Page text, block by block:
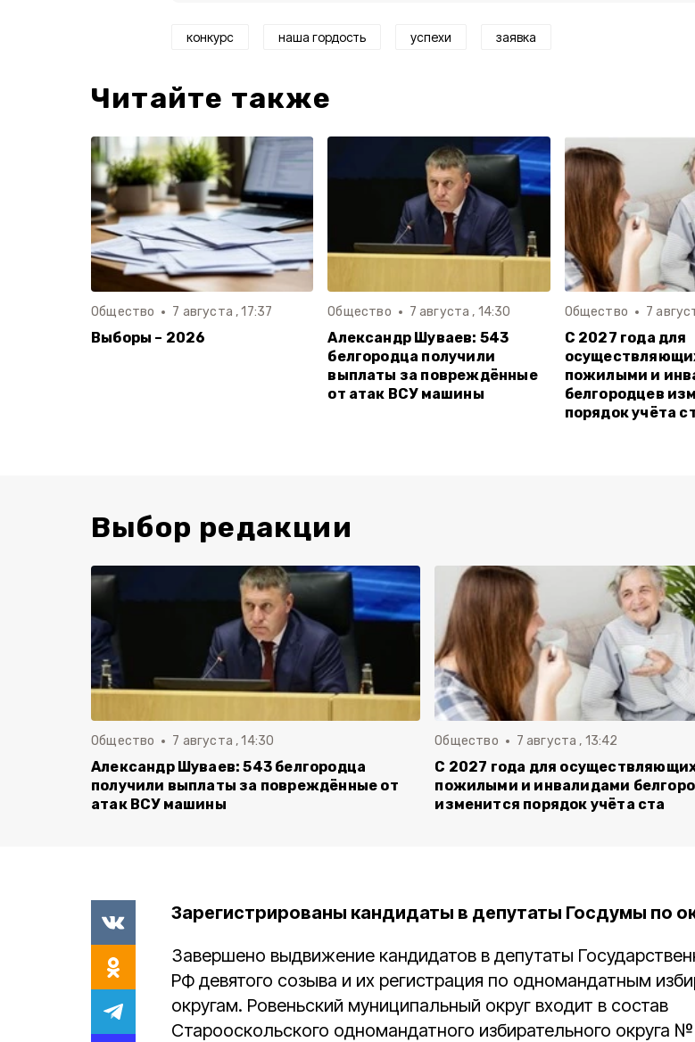
конкурс наша гордость успехи заявка
Читайте также
Общество 7 августа , 17:37
Выборы – 2026
Общество 7 августа , 14:30
Александр Шуваев: 543
белгородца получили
выплаты за повреждённые
от атак ВСУ машины
Общество 7
С 2027 года для
пожилыми и
белгородцев
порядок учёта
Выбор редакции
Общество 7 августа , 14:30
Александр Шуваев: 543 белгородца
получили выплаты за повреждённые от
атак ВСУ машины
Общество 7 августа , 13:42
С 2027 года для осуществляющих
пожилыми и инвалидами
изменится порядок учёта ста
Зарегистрированы кандидаты в депутаты Госдумы по
Завершено выдвижение кандидатов в депутаты
РФ девятого созыва и их регистрация по одномандатным
округам. Ровеньский муниципальный округ входит в состав
Старооскольского одномандатного избирательного округа